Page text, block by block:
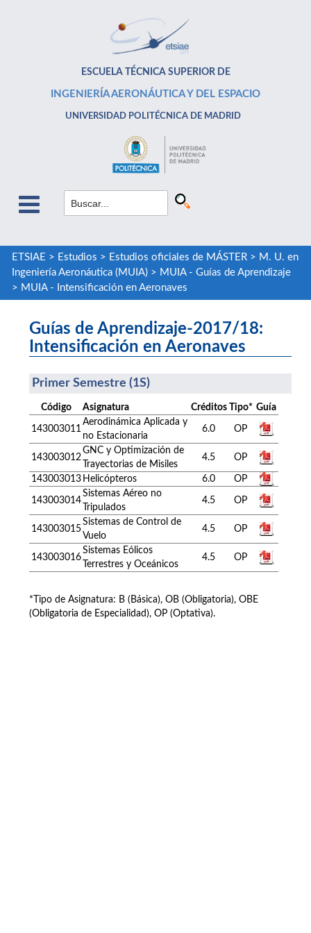
ESCUELA TÉCNICA SUPERIOR DE
INGENIERÍA AERONÁUTICA Y DEL ESPACIO
UNIVERSIDAD POLITÉCNICA DE MADRID
ETSIAE > Estudios > Estudios oficiales de MÁSTER> M. U. en
Ingeniería Aeronáutica (MUIA)> MUIA - Guías de Aprendizaje
> MUIA - Intensificación en Aeronaves
Guías de Aprendizaje-2017/18:
Intensificación en Aeronaves
Primer Semestre (1S)
Código Asignatura Créditos Tipo* Guía
143003011
Aerodinámica Aplicada y
no Estacionaria
6.0 OP
143003012
GNC y Optimización de
Trayectorias de Misiles
4.5 OP
143003013 Helicópteros 6.0 OP
143003014
Sistemas Aéreo no
Tripulados
4.5 OP
143003015
Sistemas de Control de
Vuelo
4.5 OP
143003016
Sistemas Eólicos
Terrestres y Oceánicos
4.5 OP
*Tipo de Asignatura: B (Básica), OB (Obligatoria), OBE
(Obligatoria de Especialidad), OP (Optativa).